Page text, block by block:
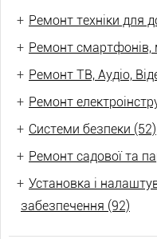
+ Ремонт техніки для
+ Ремонт смартфонів,
+ Ремонт ТВ, Аудіо,
+ Ремонт
+ Системи безпеки (52)
+ Ремонт садової та
+ Установка і
забезпечення (92)